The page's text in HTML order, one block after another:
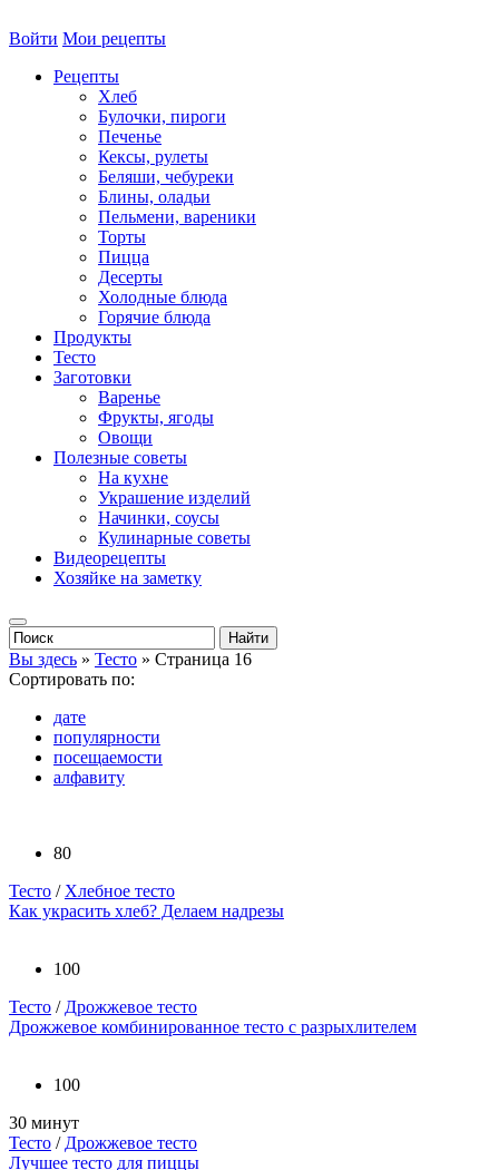
Войти Мои рецепты
Рецепты
Хлеб
Булочки, пироги
Печенье
Кексы, рулеты
Беляши, чебуреки
Блины, оладьи
Пельмени, вареники
Торты
Пицца
Десерты
Холодные блюда
Горячие блюда
Продукты
Тесто
Заготовки
Варенье
Фрукты, ягоды
Овощи
Полезные советы
На кухне
Украшение изделий
Начинки, соусы
Кулинарные советы
Видеорецепты
Хозяйке на заметку
Вы здесь » Тесто » Страница 16
Сортировать по:
дате
популярности
посещаемости
алфавиту
80
Тесто / Хлебное тесто
Как украсить хлеб? Делаем надрезы
100
Тесто / Дрожжевое тесто
Дрожжевое комбинированное тесто с разрыхлителем
100
30 минут
Тесто / Дрожжевое тесто
Лучшее тесто для пиццы